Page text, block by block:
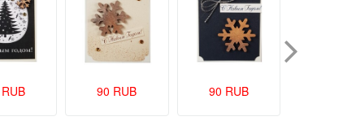
90 RUB 90 RUB